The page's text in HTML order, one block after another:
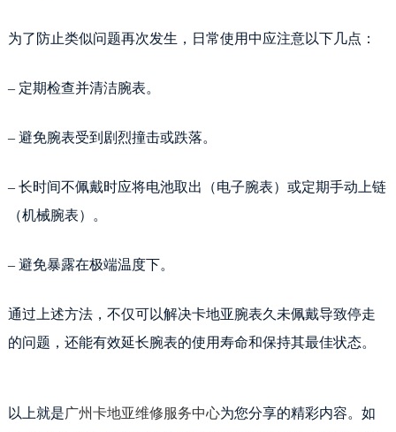
为了防止类似问题再次发生，日常使用中应注意以下几点：
– 定期检查并清洁腕表。
– 避免腕表受到剧烈撞击或跌落。
– 长时间不佩戴时应将电池取出（电子腕表）或定期手动上链
（机械腕表）。
– 避免暴露在极端温度下。
通过上述方法，不仅可以解决卡地亚腕表久未佩戴导致停走
的问题，还能有效延长腕表的使用寿命和保持其最佳状态。
以上就是广州卡地亚维修服务中心为您分享的精彩内容。如